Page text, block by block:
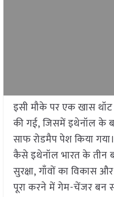
इसी मौके पर एक खास थॉट
की गई, जिसमें इथेनॉल के
साफ रोडमैप पेश किया
कैसे इथेनॉल भारत के तीन
सुरक्षा, गाँवों का विकास
पूरा करने में गेम-चेंजर बन